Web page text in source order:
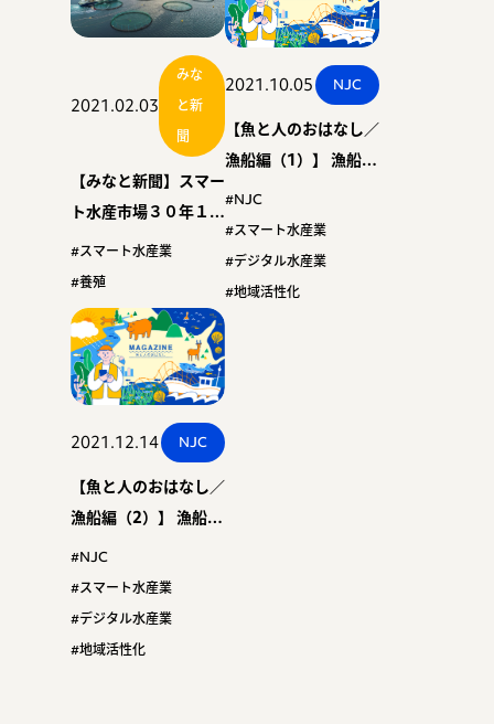
2021.02.03
みな
と新
聞
【みなと新聞】スマー
ト水産市場３０年１０
６億円 民間予測 １
０年で４倍 自動給餌
など伸び
#スマート水産業
#養殖
2021.10.05 NJC
【魚と人のおはなし／
漁船編（1）】 漁船に
乗る？！知床半島の先
端に行く？！ スマー
ト水産業？！
#NJC
#スマート水産業
#デジタル水産業
#地域活性化
2021.12.14 NJC
【魚と人のおはなし／
漁船編（2）】 漁船に
乗る？！知床半島の先
端に行く？！ スマー
ト水産業？！ 〜漁船
編 第２部：いよいよ
#NJC
#スマート水産業
#デジタル水産業
#地域活性化